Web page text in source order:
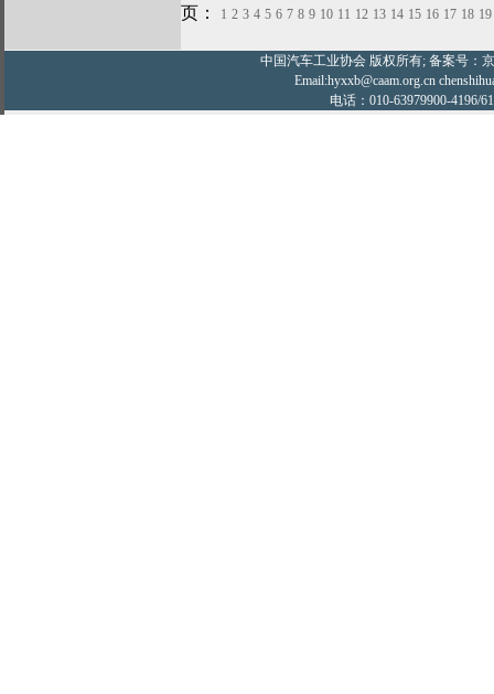
页：
1 2 3 4 5 6 7 8 9 10 11 12 13 14 15 16 17 18 19
中国汽车工业协会 版权所有; 备案号：
Email:hyxxb@caam.org.cn
电话：010-63979900-4196/